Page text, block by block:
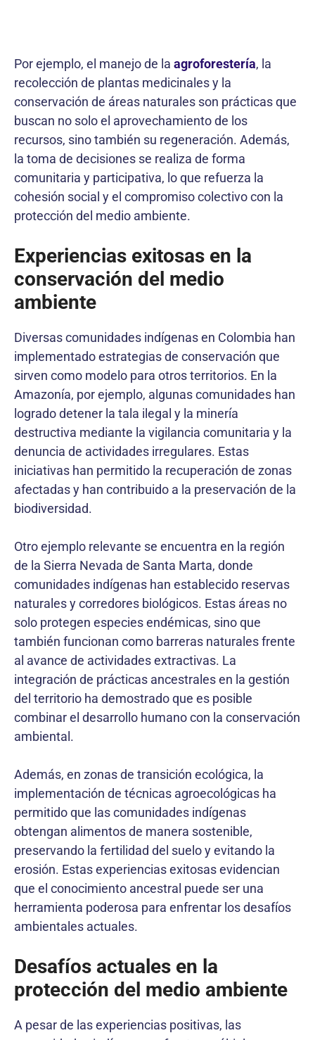
Por ejemplo, el manejo de la agroforestería, la
recolección de plantas medicinales y la
conservación de áreas naturales son prácticas que
buscan no solo el aprovechamiento de los
recursos, sino también su regeneración. Además,
la toma de decisiones se realiza de forma
comunitaria y participativa, lo que refuerza la
cohesión social y el compromiso colectivo con la
protección del medio ambiente.
Experiencias exitosas en la
conservación del medio
ambiente
Diversas comunidades indígenas en Colombia han
implementado estrategias de conservación que
sirven como modelo para otros territorios. En la
Amazonía, por ejemplo, algunas comunidades han
logrado detener la tala ilegal y la minería
destructiva mediante la vigilancia comunitaria y la
denuncia de actividades irregulares. Estas
iniciativas han permitido la recuperación de zonas
afectadas y han contribuido a la preservación de la
biodiversidad.
Otro ejemplo relevante se encuentra en la región
de la Sierra Nevada de Santa Marta, donde
comunidades indígenas han establecido reservas
naturales y corredores biológicos. Estas áreas no
solo protegen especies endémicas, sino que
también funcionan como barreras naturales frente
al avance de actividades extractivas. La
integración de prácticas ancestrales en la gestión
del territorio ha demostrado que es posible
combinar el desarrollo humano con la conservación
ambiental.
Además, en zonas de transición ecológica, la
implementación de técnicas agroecológicas ha
permitido que las comunidades indígenas
obtengan alimentos de manera sostenible,
preservando la fertilidad del suelo y evitando la
erosión. Estas experiencias exitosas evidencian
que el conocimiento ancestral puede ser una
herramienta poderosa para enfrentar los desafíos
ambientales actuales.
Desafíos actuales en la
protección del medio ambiente
A pesar de las experiencias positivas, las